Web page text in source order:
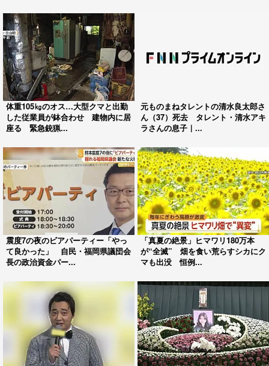
体重105㎏のオス…大型クマと出勤
した従業員が鉢合わせ 建物内に居
座る 緊急銃猟...
元ものまねタレントの清水良太郎さ
ん（37）死去 タレント・清水アキ
ラさんの息子｜...
震度7の夜のビアパーティー「やっ
て良かった」 自民・福岡県議団会
長の政治資金パー...
「真夏の絶景」ヒマワリ180万本
が“全滅” 畑を食い荒らすシカにク
マも出没 恒例...